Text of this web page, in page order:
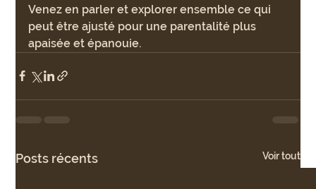
Venez en parler et explorer ensemble ce qui
peut être ajusté pour une parentalité plus
apaisée et épanouie.
Posts récents Voir tout